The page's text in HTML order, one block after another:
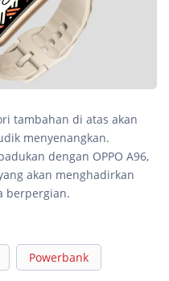
tambahan di atas akan
menyenangkan.
dengan OPPO A96,
akan menghadirkan
berpergian.
Powerbank